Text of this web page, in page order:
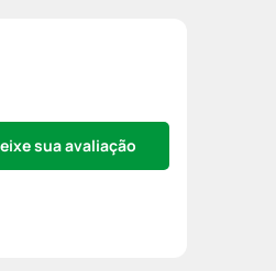
sua avaliação